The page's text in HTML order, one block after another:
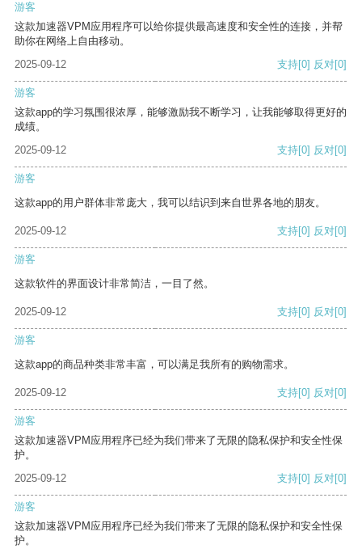
游客
这款加速器VPM应用程序可以给你提供最高速度和安全性的连接，并帮
助你在网络上自由移动。
2025-09-12
支持[0] 反对[0]
游客
这款app的学习氛围很浓厚，能够激励我不断学习，让我能够取得更好的
成绩。
2025-09-12
支持[0] 反对[0]
游客
这款app的用户群体非常庞大，我可以结识到来自世界各地的朋友。
2025-09-12 支持[0] 反对[0]
游客
这款软件的界面设计非常简洁，一目了然。
2025-09-12 支持[0] 反对[0]
游客
这款app的商品种类非常丰富，可以满足我所有的购物需求。
2025-09-12 支持[0] 反对[0]
游客
这款加速器VPM应用程序已经为我们带来了无限的隐私保护和安全性保
护。
2025-09-12
支持[0] 反对[0]
游客
这款加速器VPM应用程序已经为我们带来了无限的隐私保护和安全性保
护。